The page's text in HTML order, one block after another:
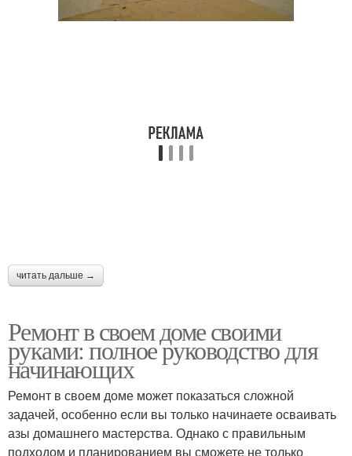
Покупки для ремонта Ремонт в начало
Ремонт в новостройке
Денег на ремонт
читать дальше →
Ремонт в своем доме своими
руками: полное руководство для
начинающих
Ремонт в своем доме может показаться сложной
задачей, особенно если вы только начинаете осваивать
азы домашнего мастерства. Однако с правильным
подходом и планированием вы сможете не только